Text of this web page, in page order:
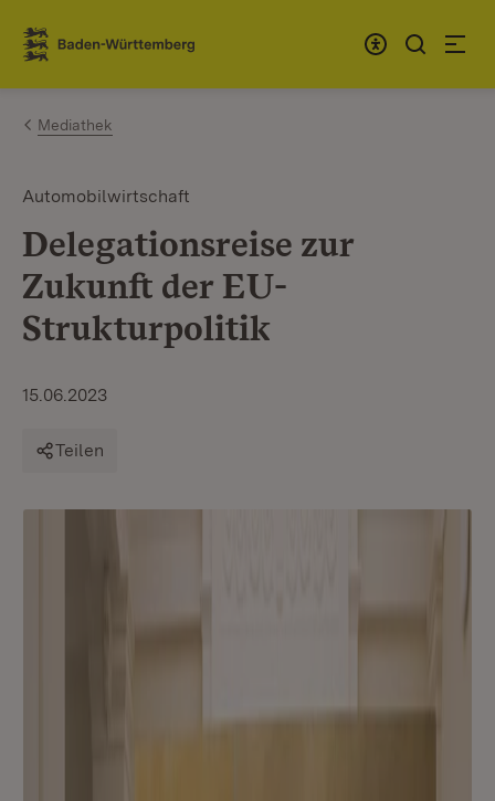
Zum Inhalt springen
Link zur Startseite
Mediathek
Automobilwirtschaft
Delegationsreise zur
Zukunft der EU-
Strukturpolitik
15.06.2023
Teilen